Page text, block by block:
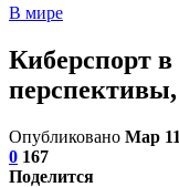
В мире
Киберспорт
Опубликовано Мар
0 167
Поделится